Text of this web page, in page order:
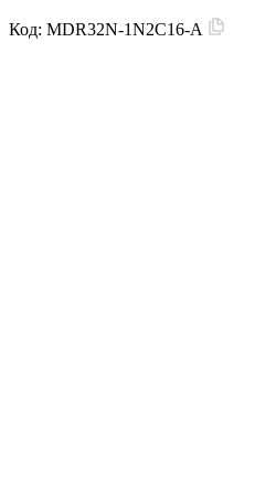
Код: MDR32N-1N2C16-A